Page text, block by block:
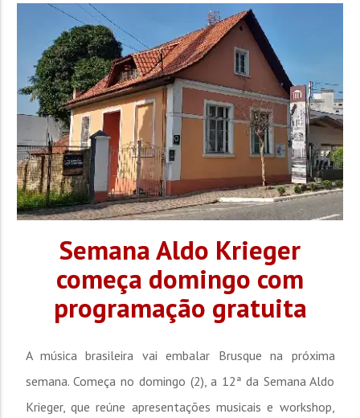
resultados conquistados nas competições nacionais. Em
entrevista ao programa Conexão 92, Elivelton...
Semana Aldo Krieger
começa domingo com
programação gratuita
A música brasileira vai embalar Brusque na próxima
semana. Começa no domingo (2), a 12ª da Semana Aldo
Krieger, que reúne apresentações musicais e workshop,